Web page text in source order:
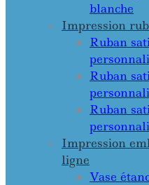
blanche
Impression
Ruban
Ruban
Ruban
Impression
ligne
Vase